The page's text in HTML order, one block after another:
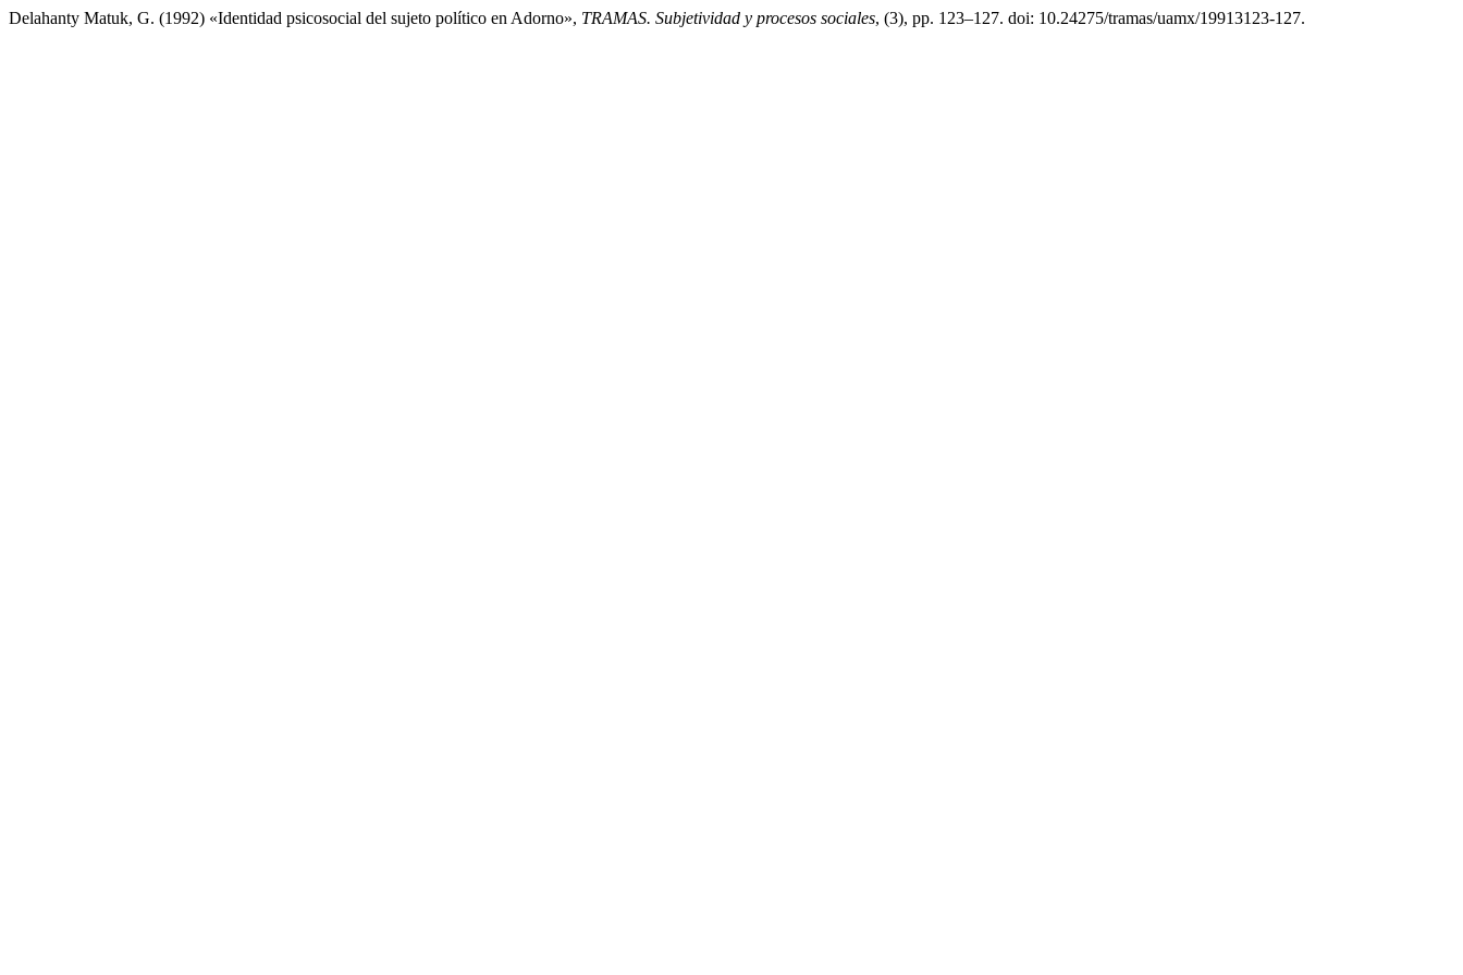
Delahanty Matuk, G. (1992) «Identidad psicosocial del sujeto político en Adorno», TRAMAS. Subjetividad y procesos sociales, (3), pp. 123–127. doi: 10.24275/tramas/uamx/19913123-127.